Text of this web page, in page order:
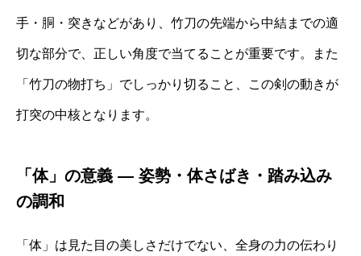
手・胴・突きなどがあり、竹刀の先端から中結までの適
切な部分で、正しい角度で当てることが重要です。また
「竹刀の物打ち」でしっかり切ること、この剣の動きが
打突の中核となります。
「体」の意義 ― 姿勢・体さばき・踏み込み
の調和
「体」は見た目の美しさだけでない、全身の力の伝わり